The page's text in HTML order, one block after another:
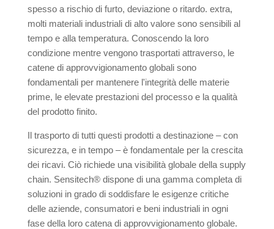
spesso a rischio di furto, deviazione o ritardo. extra,
molti materiali industriali di alto valore sono sensibili al
tempo e alla temperatura. Conoscendo la loro
condizione mentre vengono trasportati attraverso, le
catene di approvvigionamento globali sono
fondamentali per mantenere l'integrità delle materie
prime, le elevate prestazioni del processo e la qualità
del prodotto finito.
Il trasporto di tutti questi prodotti a destinazione – con
sicurezza, e in tempo – è fondamentale per la crescita
dei ricavi. Ciò richiede una visibilità globale della supply
chain. Sensitech® dispone di una gamma completa di
soluzioni in grado di soddisfare le esigenze critiche
delle aziende, consumatori e beni industriali in ogni
fase della loro catena di approvvigionamento globale.